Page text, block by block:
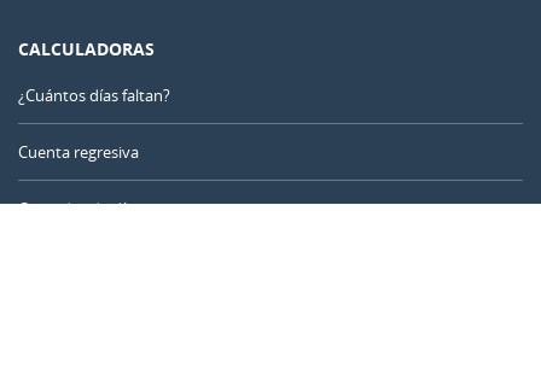
CALCULADORAS
¿Cuántos días faltan?
Cuenta regresiva
Contador de días